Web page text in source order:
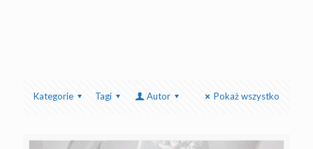
Kategorie Tagi Autor Pokaż wszystko